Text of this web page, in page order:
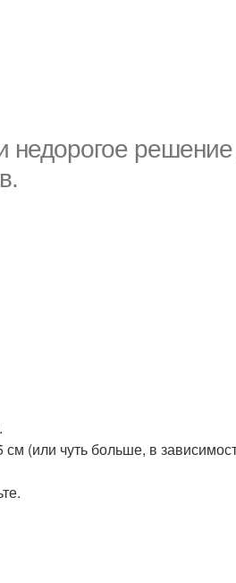
недорогое
(или чуть больше, в